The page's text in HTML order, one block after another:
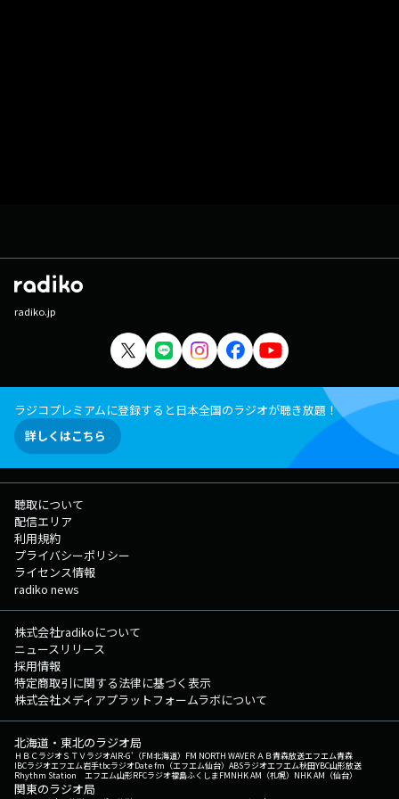
radiko.jp
ラジコプレミアムに登録すると日本全国のラジオが聴き放題！
詳しくはこちら
聴取について
配信エリア
利用規約
プライバシーポリシー
ライセンス情報
radiko news
株式会社radikoについて
ニュースリリース
採用情報
特定商取引に関する法律に基づく表示
株式会社メディアプラットフォームラボについて
北海道・東北のラジオ局
ＨＢＣラジオＳＴＶラジオAIR-G'（FM北海道） FM NORTH WAVEＲＡＢ青森放送エフエム青森
IBCラジオエフエム岩手tbcラジオDate fm（エフエム仙台） ABSラジオエフエム秋田YBC山形放送
Rhythm Station エフエム山形RFCラジオ福島ふくしまFMNHK AM（札幌） NHK AM（仙台）
関東のラジオ局